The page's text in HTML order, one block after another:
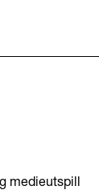
medieutspill